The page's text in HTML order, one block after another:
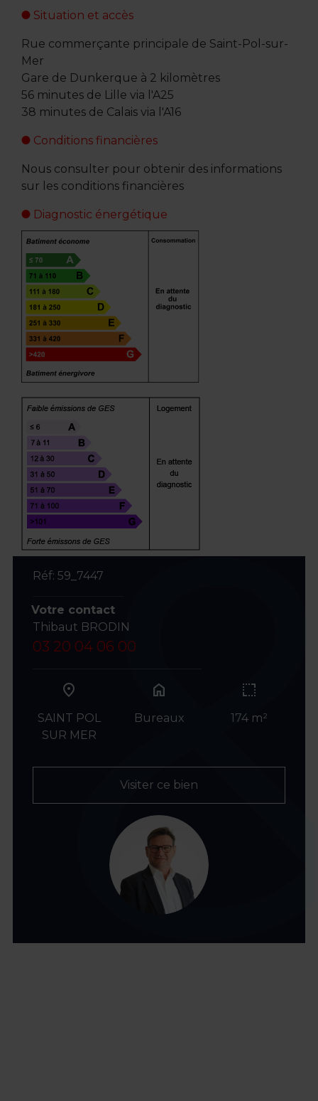
Situation et accès
Rue commerçante principale de Saint-Pol-sur-
Mer
Gare de Dunkerque à 2 kilomètres
56 minutes de Lille via l'A25
38 minutes de Calais via l'A16
Conditions financières
Nous consulter pour obtenir des informations
sur les conditions financières
Diagnostic énergétique
Réf: 59_7447
Votre contact
Thibaut BRODIN
03 20 04 06 00
SAINT POL
SUR MER
home
Bureaux 174 m²
Visiter ce bien